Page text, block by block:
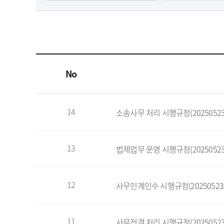
No
14 소송사무 처리 시행규정
13 법제업무 운영 시행규정
12 사무인계인수 시행규정
11